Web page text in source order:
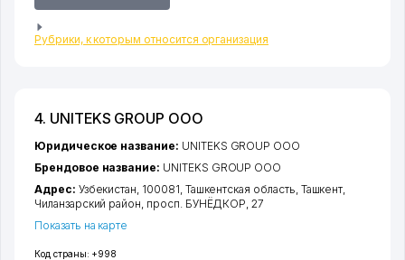
Рубрики, к которым относится организация
4. UNITEKS GROUP ООО
Код страны: +998
Юридическое название: UNITEKS GROUP ООО
Брендовое название: UNITEKS GROUP ООО
Адрес: Узбекистан, 100081, Ташкентская область Ташкент
Чиланзарский район просп. БУНЁДКОР , 27
Показать на карте